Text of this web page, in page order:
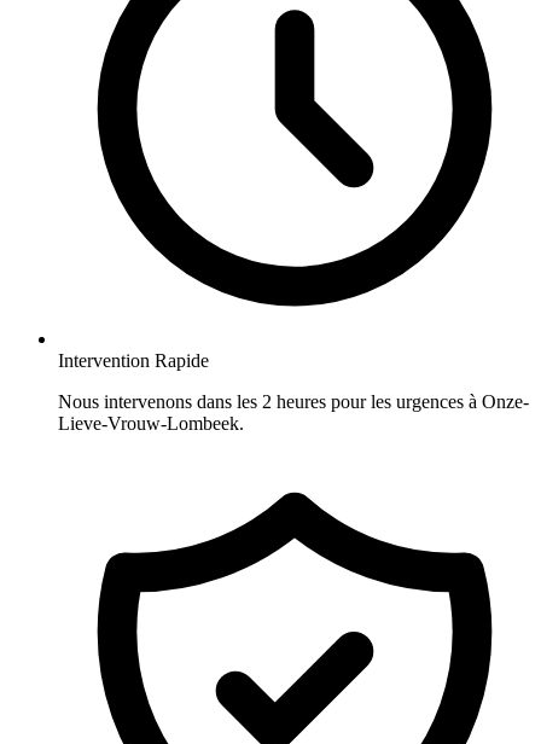
Intervention Rapide
Nous intervenons dans les 2 heures pour les urgences à Onze-
Lieve-Vrouw-Lombeek.